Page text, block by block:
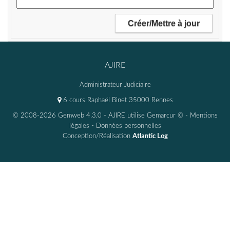
AJIRE
Administrateur Judiciaire
6 cours Raphaël Binet 35000 Rennes
© 2008-2026 Gemweb 4.3.0 - AJIRE utilise Gemarcur © - Mentions
légales - Données personnelles
Conception/Réalisation Atlantic Log